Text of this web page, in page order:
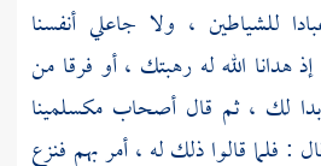
للشياطين ، ولا جاعلي أنفسنا
إذ هدانا الله له رهبتك ، أو فرقا من
لك ، ثم قال أصحاب مكسلمينا
: فلما قالوا ذلك له ، أمر بهم فنزع